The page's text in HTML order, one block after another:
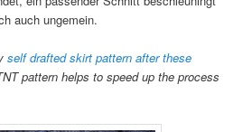
auch ungemein.
self drafted skirt pattern after these
pattern helps to speed up the process